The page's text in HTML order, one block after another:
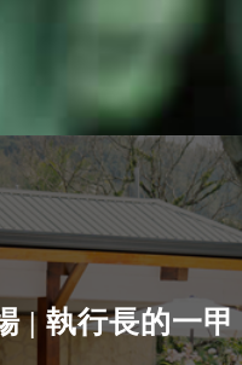
| 執行長的一甲